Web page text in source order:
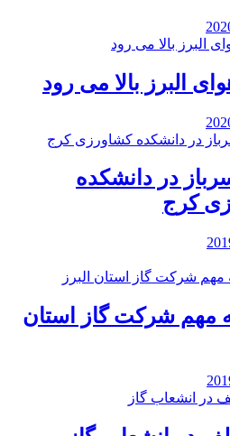
البرز بالا می رود
در دانشکده
کرج
مهم شرکت گاز استان